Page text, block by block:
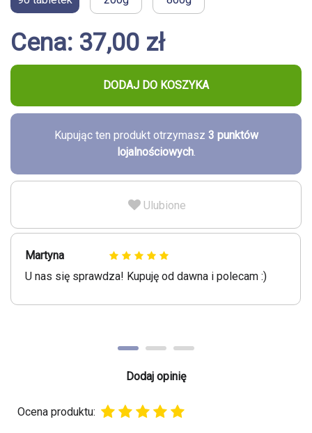
Cena: 37,00 zł
DODAJ DO KOSZYKA
Kupując ten produkt otrzymasz 3 punktów
lojalnościowych.
Ulubione
Martyna
U nas się sprawdza! Kupuję od dawna i polecam :)
Dodaj opinię
Ocena produktu: